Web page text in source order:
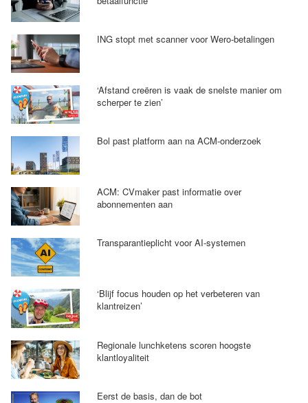
ING stopt met scanner voor Wero-betalingen
‘Afstand creëren is vaak de snelste manier om
scherper te zien’
Bol past platform aan na ACM-onderzoek
ACM: CVmaker past informatie over
abonnementen aan
Transparantieplicht voor AI-systemen
‘Blijf focus houden op het verbeteren van
klantreizen’
Regionale lunchketens scoren hoogste
klantloyaliteit
Eerst de basis, dan de bot